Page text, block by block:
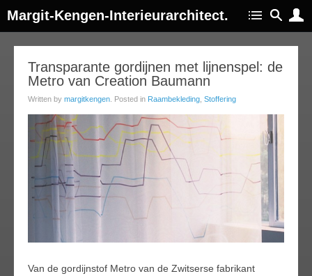
Margit-Kengen-Interieurarchitect.
Transparante gordijnen met lijnenspel: de
Metro van Creation Baumann
Written by margitkengen . Posted in Raambekleding Stoffering
Van de gordijnstof Metro van de Zwitserse fabrikant